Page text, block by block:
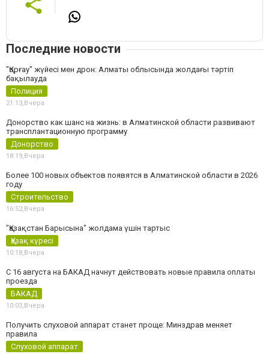
Последние новости
"Қорғау" жүйесі мен дрон: Алматы облысында жолдағы тәртіп
бақылауда
Полиция
21:13, Вчера
Донорство как шанс на жизнь: в Алматинской области развивают
трансплантационную программу
Донорство
18:19, Вчера
Более 100 новых объектов появятся в Алматинской области в 2026
году
Строительство
16:52, Вчера
"Қазақстан Барысына" жолдама үшін тартыс
Қазақ күресі
10:18, Вчера
С 16 августа на БАКАД начнут действовать новые правила оплаты
проезда
БАКАД
10:03, Вчера
Получить слуховой аппарат станет проще: Минздрав меняет
правила
Слуховой аппарат